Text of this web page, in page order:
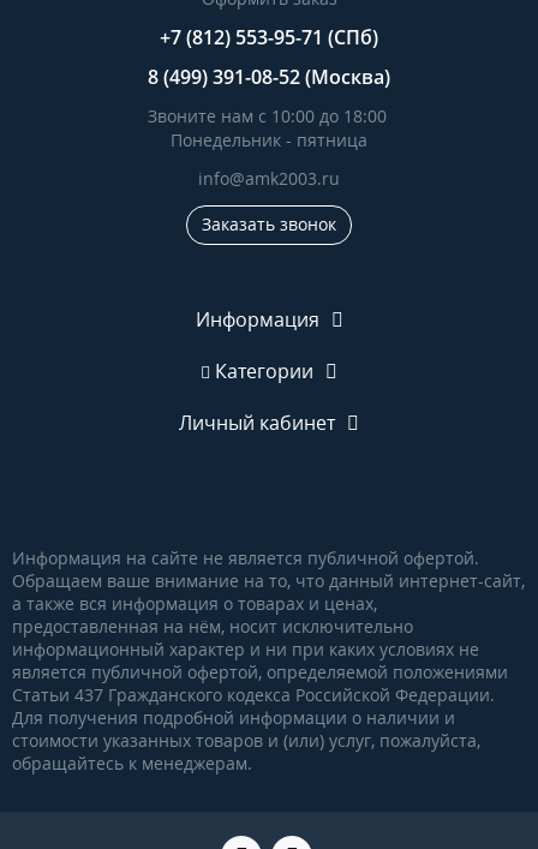
+7 (812) 553-95-71 (СПб)
8 (499) 391-08-52 (Москва)
Звоните нам с 10:00 до 18:00
Понедельник - пятница
info@amk2003.ru
Заказать звонок
Информация
Категории
Личный кабинет
Информация на сайте не является публичной офертой.
Обращаем ваше внимание на то, что данный интернет-сайт,
а также вся информация о товарах и ценах,
предоставленная на нём, носит исключительно
информационный характер и ни при каких условиях не
является публичной офертой, определяемой положениями
Статьи 437 Гражданского кодекса Российской Федерации.
Для получения подробной информации о наличии и
стоимости указанных товаров и (или) услуг, пожалуйста,
обращайтесь к менеджерам.